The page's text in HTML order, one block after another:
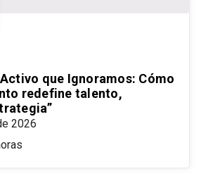
que Ignoramos: Cómo
redefine talento,
2026